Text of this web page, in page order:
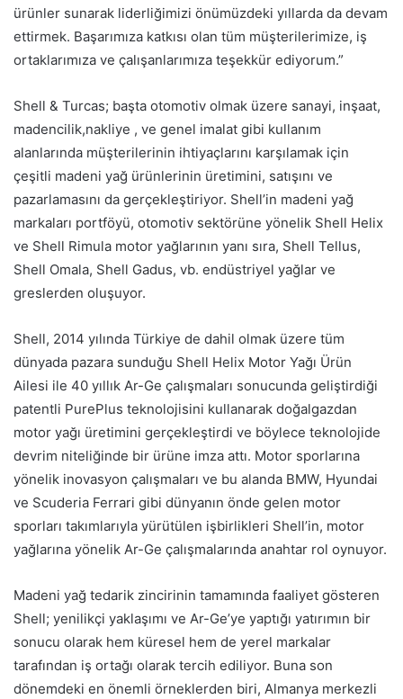
ürünler sunarak liderliğimizi önümüzdeki yıllarda da devam
ettirmek. Başarımıza katkısı olan tüm müşterilerimize, iş
ortaklarımıza ve çalışanlarımıza teşekkür ediyorum.”
Shell & Turcas; başta otomotiv olmak üzere sanayi, inşaat,
madencilik,nakliye , ve genel imalat gibi kullanım
alanlarında müşterilerinin ihtiyaçlarını karşılamak için
çeşitli madeni yağ ürünlerinin üretimini, satışını ve
pazarlamasını da gerçekleştiriyor. Shell’in madeni yağ
markaları portföyü, otomotiv sektörüne yönelik Shell Helix
ve Shell Rimula motor yağlarının yanı sıra, Shell Tellus,
Shell Omala, Shell Gadus, vb. endüstriyel yağlar ve
greslerden oluşuyor.
Shell, 2014 yılında Türkiye de dahil olmak üzere tüm
dünyada pazara sunduğu Shell Helix Motor Yağı Ürün
Ailesi ile 40 yıllık Ar-Ge çalışmaları sonucunda geliştirdiği
patentli PurePlus teknolojisini kullanarak doğalgazdan
motor yağı üretimini gerçekleştirdi ve böylece teknolojide
devrim niteliğinde bir ürüne imza attı. Motor sporlarına
yönelik inovasyon çalışmaları ve bu alanda BMW, Hyundai
ve Scuderia Ferrari gibi dünyanın önde gelen motor
sporları takımlarıyla yürütülen işbirlikleri Shell’in, motor
yağlarına yönelik Ar-Ge çalışmalarında anahtar rol oynuyor.
Madeni yağ tedarik zincirinin tamamında faaliyet gösteren
Shell; yenilikçi yaklaşımı ve Ar-Ge’ye yaptığı yatırımın bir
sonucu olarak hem küresel hem de yerel markalar
tarafından iş ortağı olarak tercih ediliyor. Buna son
dönemdeki en önemli örneklerden biri, Almanya merkezli